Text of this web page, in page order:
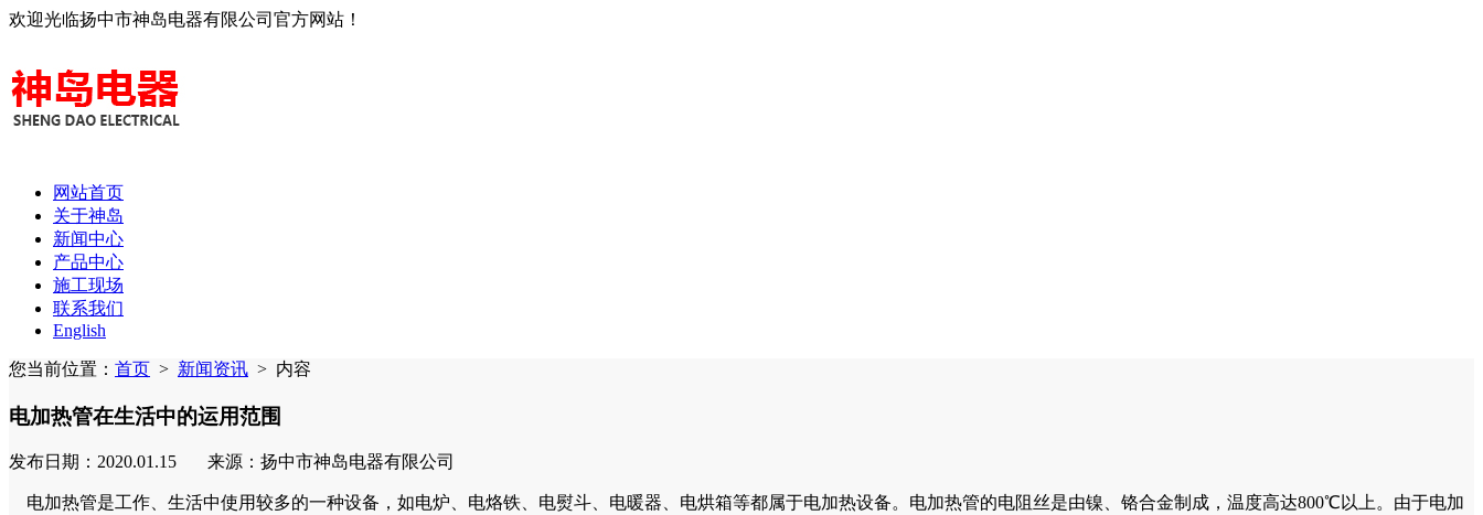
欢迎光临扬中市神岛电器有限公司官方网站！
网站首页
关于神岛
新闻中心
产品中心
施工现场
联系我们
English
您当前位置： 首页 > 新闻资讯 > 内容
电加热管在生活中的运用范围
发布日期：2020.01.15 来源：扬中市神岛电器有限公司
电加热管是工作、生活中使用较多的一种设备，如电炉、电烙铁、电熨斗、电暖器、电烘箱等都属于电加热设备。电加热管的电阻丝是由镍、铬合金制成，温度高达800℃以上。由于电加